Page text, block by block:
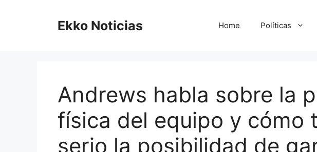
Ekko Noticias Home Políticas
Andrews habla sobre la
física del equipo y cómo
serio la posibilidad de